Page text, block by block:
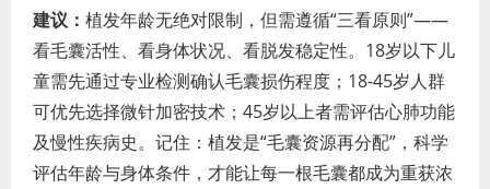
建议： 植发年龄无绝对限制，但需遵循“三看原则”——
看毛囊活性、看身体状况、看脱发稳定性。18岁以下儿
童需先通过专业检测确认毛囊损伤程度；18-45岁人群
可优先选择微针加密技术；45岁以上者需评估心肺功能
及慢性疾病史。记住：植发是“毛囊资源再分配”，科学
评估年龄与身体条件，才能让每一根毛囊都成为重获浓